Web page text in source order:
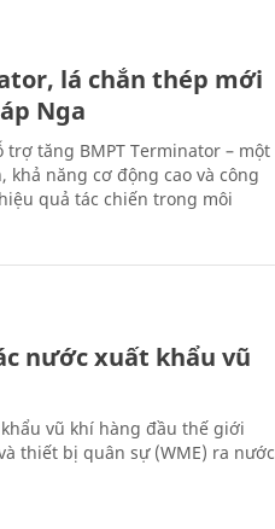
lá chắn thép mới
Nga
tăng BMPT Terminator – một
năng cơ động cao và công
quả tác chiến trong môi
nước xuất khẩu vũ
vũ khí hàng đầu thế giới
thiết bị quân sự (WME) ra nước